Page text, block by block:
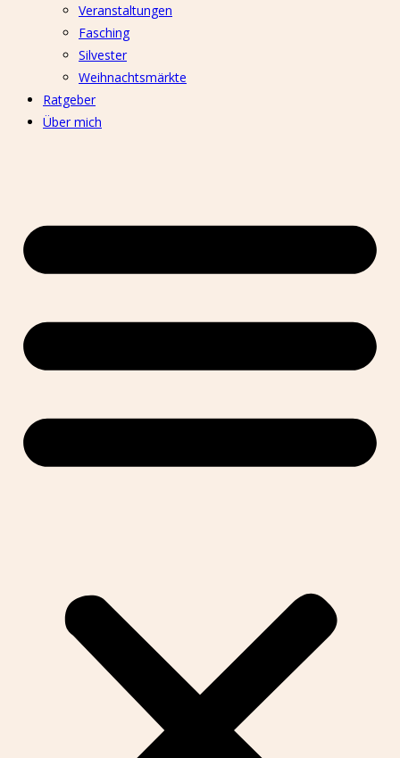
Veranstaltungen
Fasching
Silvester
Weihnachtsmärkte
Ratgeber
Über mich